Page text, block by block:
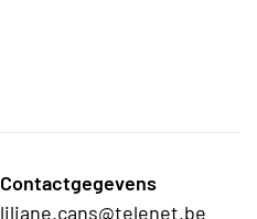
Contactgegevens
liliane.cans@telenet.be